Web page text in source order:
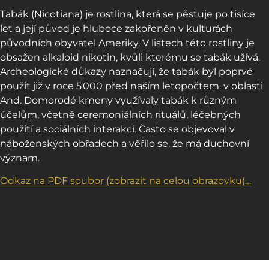
Tabák (Nicotiana) je rostlina, která se pěstuje po tisíce
let a její původ je hluboce zakořeněn v kulturách
původních obyvatel Ameriky. V listech této rostliny je
obsažen alkaloid nikotin, kvůli kterému se tabák užívá.
Archeologické důkazy naznačují, že tabák byl poprvé
použit již v roce 5 000 před naším letopočtem. v oblasti
And. Domorodé kmeny využívaly tabák k různým
účelům, včetně ceremoniálních rituálů, léčebných
použití a sociálních interakcí. Často se objevoval v
náboženských obřadech a věřilo se, že má duchovní
význam.
Odkaz na PDF soubor (zobrazit na celou obrazovku)…